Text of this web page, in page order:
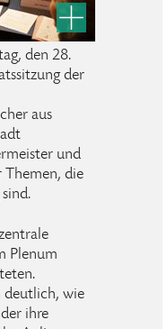
den 28.
der
aus
und
Themen, die
Plenum
deutlich, wie
ihre